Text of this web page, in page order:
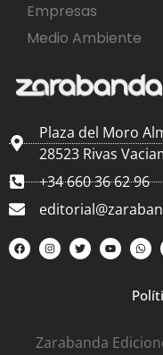
Empresas
Medio Ambiente
Plaza del Moro
28523 Rivas
+34 660 36 62 96
Zarabanda